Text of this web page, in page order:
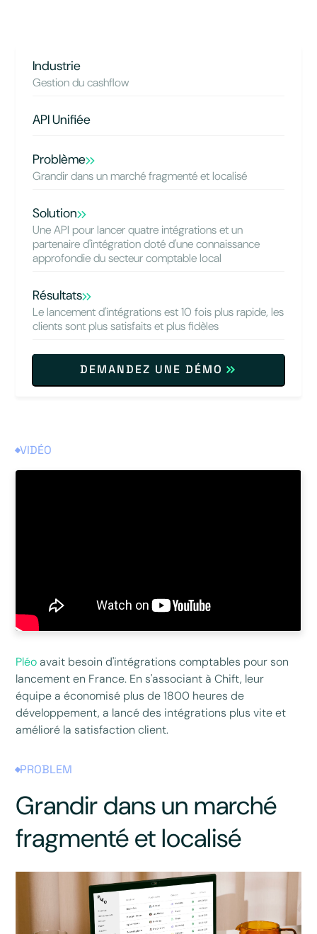
Industrie
Gestion du cashflow
API Unifiée
Problème
Grandir dans un marché fragmenté et localisé
Solution
Une API pour lancer quatre intégrations et un
partenaire d'intégration doté d'une connaissance
approfondie du secteur comptable local
Résultats
Le lancement d'intégrations est 10 fois plus rapide, les
clients sont plus satisfaits et plus fidèles
DEMANDEZ UNE DÉMO
VIDÉO
Pléoavait besoin d'intégrations comptables pour son
lancement en France. En s'associant à Chift, leur
équipe a économisé plus de 1800 heures de
développement, a lancé des intégrations plus vite et
amélioré la satisfaction client.
PROBLEM
Grandir dans un marché
fragmenté et localisé